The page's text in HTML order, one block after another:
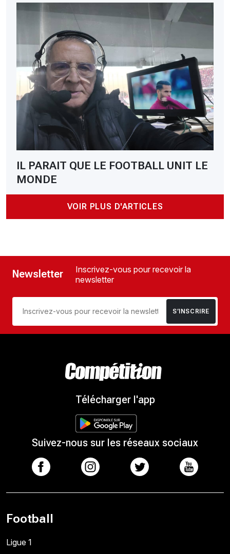
IL PARAIT QUE LE FOOTBALL UNIT LE
MONDE
VOIR PLUS D'ARTICLES
Newsletter
Inscrivez-vous pour recevoir la
newsletter
S’INSCRIRE
Télécharger l'app
Suivez-nous sur les réseaux sociaux
Football
Ligue 1